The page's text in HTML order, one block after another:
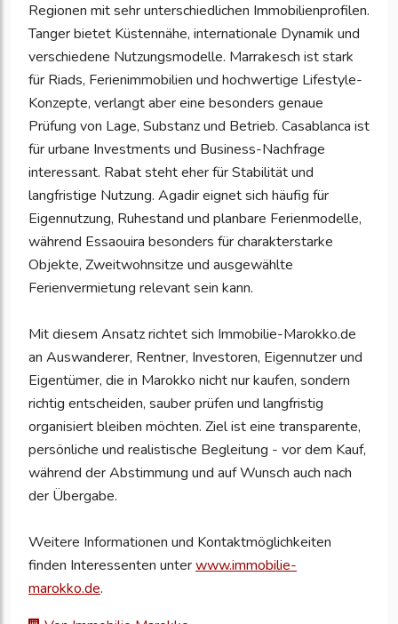
Regionen mit sehr unterschiedlichen Immobilienprofilen.
Tanger bietet Küstennähe, internationale Dynamik und
verschiedene Nutzungsmodelle. Marrakesch ist stark
für Riads, Ferienimmobilien und hochwertige Lifestyle-
Konzepte, verlangt aber eine besonders genaue
Prüfung von Lage, Substanz und Betrieb. Casablanca ist
für urbane Investments und Business-Nachfrage
interessant. Rabat steht eher für Stabilität und
langfristige Nutzung. Agadir eignet sich häufig für
Eigennutzung, Ruhestand und planbare Ferienmodelle,
während Essaouira besonders für charakterstarke
Objekte, Zweitwohnsitze und ausgewählte
Ferienvermietung relevant sein kann.
Mit diesem Ansatz richtet sich Immobilie-Marokko.de
an Auswanderer, Rentner, Investoren, Eigennutzer und
Eigentümer, die in Marokko nicht nur kaufen, sondern
richtig entscheiden, sauber prüfen und langfristig
organisiert bleiben möchten. Ziel ist eine transparente,
persönliche und realistische Begleitung - vor dem Kauf,
während der Abstimmung und auf Wunsch auch nach
der Übergabe.
Weitere Informationen und Kontaktmöglichkeiten
finden Interessenten unterwww.immobilie-
marokko.de.